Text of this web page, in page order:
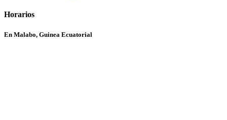
Horarios
En Malabo, Guinea Ecuatorial